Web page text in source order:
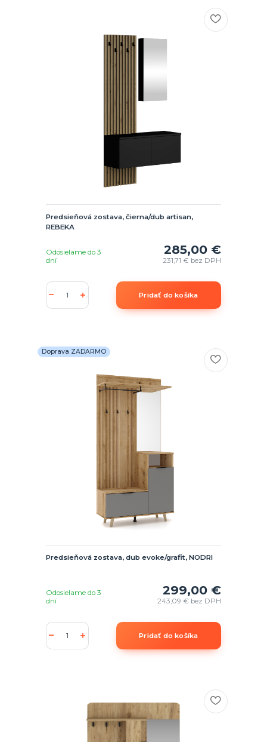
Predsieňová zostava, čierna/dub artisan,
REBEKA
285,00 €
231,71 € bez DPH
Odosielame do 3
dní
Pridať do košíka
Doprava ZADARMO
Predsieňová zostava, dub evoke/grafit, NODRI
299,00 €
243,09 € bez DPH
Odosielame do 3
dní
Pridať do košíka